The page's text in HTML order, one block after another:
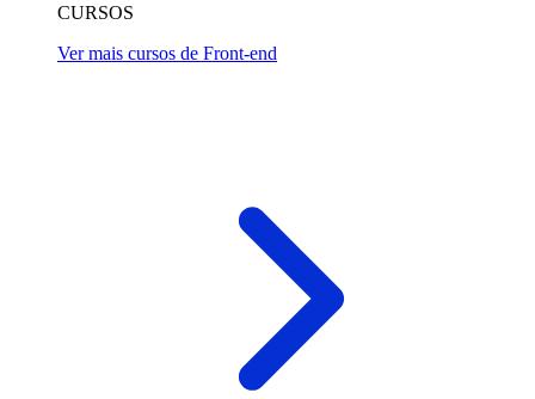
CURSOS
Ver mais cursos de Front-end